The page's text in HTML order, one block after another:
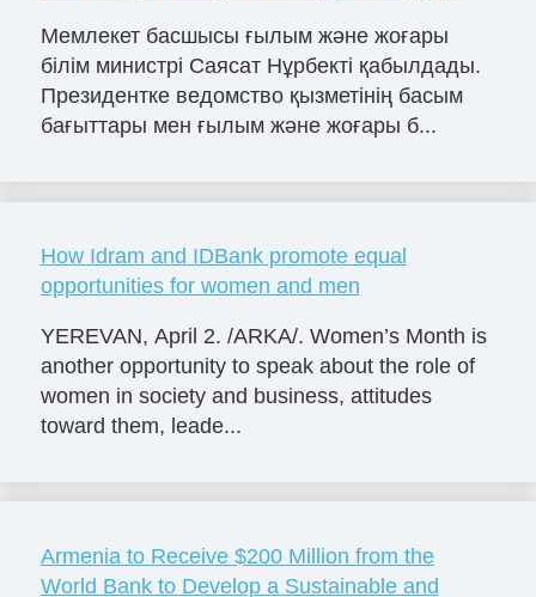
Мемлекет басшысы ғылым және жоғары
білім министрі Саясат Нұрбекті қабылдады.
Президентке ведомство қызметінің басым
бағыттары мен ғылым және жоғары б...
How Idram and IDBank promote equal
opportunities for women and men
YEREVAN, April 2. /ARKA/. Women’s Month is
another opportunity to speak about the role of
women in society and business, attitudes
toward them, leade...
Armenia to Receive $200 Million from the
World Bank to Develop a Sustainable and